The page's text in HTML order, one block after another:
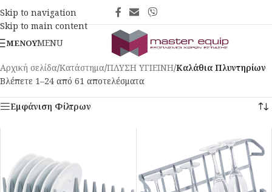
Skip to navigation
Skip to main content
ΜΕΝΟΎMENU
Αρχική σελίδα/Κατάστημα/ΠΛΥΣΗ ΥΓΙΕΙΝΗ/Καλάθια Πλυντηρίων
Βλέπετε 1–24 από 61 αποτελέσματα
Εμφάνιση Φίλτρων